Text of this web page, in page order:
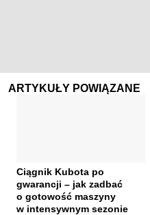
ARTYKUŁY POWIĄZANE
Ciągnik Kubota po
gwarancji – jak zadbać
o gotowość maszyny
w intensywnym sezonie